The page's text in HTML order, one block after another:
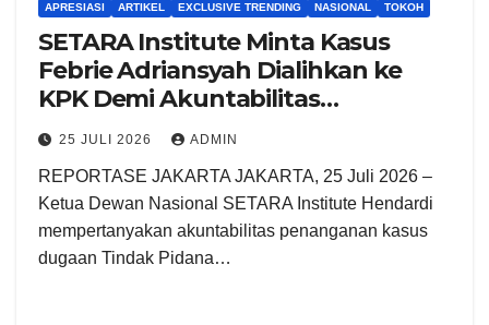
APRESIASI ARTIKEL EXCLUSIVE TRENDING NASIONAL TOKOH
SETARA Institute Minta Kasus
Febrie Adriansyah Dialihkan ke
KPK Demi Akuntabilitas
Penegakan Hukum
25 JULI 2026 ADMIN
REPORTASE JAKARTA JAKARTA, 25 Juli 2026 –
Ketua Dewan Nasional SETARA Institute Hendardi
mempertanyakan akuntabilitas penanganan kasus
dugaan Tindak Pidana…